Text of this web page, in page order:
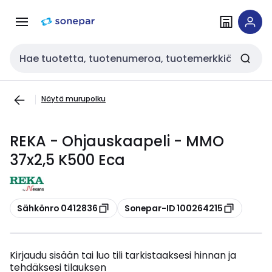
navigointiinsisältöön
Haku
Näytä murupolku
REKA - Ohjauskaapeli - MMO
37x2,5 K500 Eca
Kopioi
Sähkönro 0412836 Kopioi
Sonepar-ID 100264215
Kirjaudu sisään tai luo tili tarkistaaksesi hinnan ja
tehdäksesi tilauksen